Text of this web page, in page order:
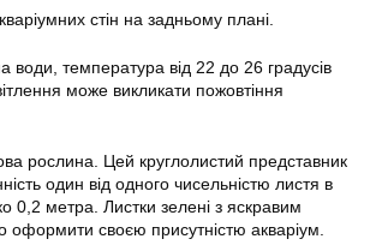
стін на задньому плані.
води, температура від 22 до 26 градусів
може викликати пожовтіння
рослина. Цей круглолистий представник
один від одного чисельністю листя в
0,2 метра. Листки зелені з яскравим
своєю присутністю акваріум.